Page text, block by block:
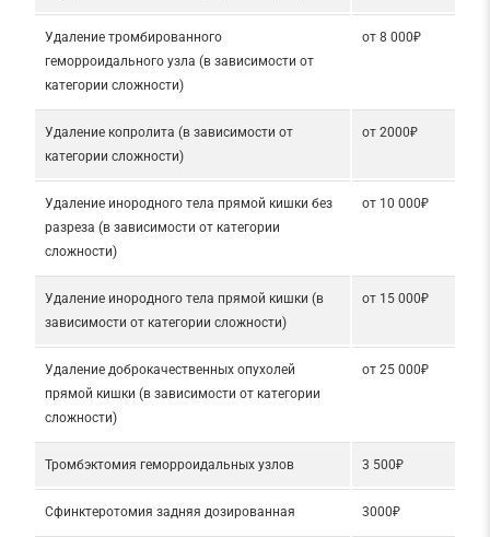
Удаление тромбированного
геморроидального узла (в зависимости от
категории сложности)
от 8 000₽
Удаление копролита (в зависимости от
категории сложности)
от 2000₽
Удаление инородного тела прямой кишки без
разреза (в зависимости от категории
сложности)
от 10 000₽
Удаление инородного тела прямой кишки (в
зависимости от категории сложности)
от 15 000₽
Удаление доброкачественных опухолей
прямой кишки (в зависимости от категории
сложности)
от 25 000₽
Тромбэктомия геморроидальных узлов 3 500₽
Сфинктеротомия задняя дозированная 3000₽